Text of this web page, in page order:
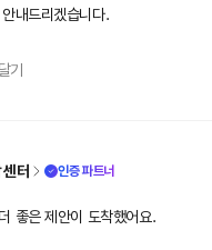
내드리겠습니다.
기
터 인증 파트너
좋은 제안이 도착했어요.